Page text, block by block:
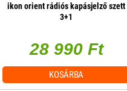
ikon orient rádiós kapásjelző szett
3+1
28 990 Ft
KOSÁRBA